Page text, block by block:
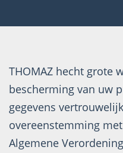
THOMAZ hecht grote
bescherming van uw
gegevens
overeenstemming
Algemene